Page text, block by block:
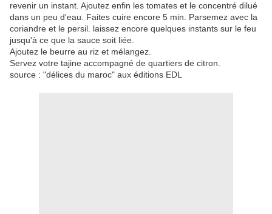
revenir un instant. Ajoutez enfin les tomates et le concentré dilué
dans un peu d'eau. Faites cuire encore 5 min. Parsemez avec la
coriandre et le persil. laissez encore quelques instants sur le feu
jusqu'à ce que la sauce soit liée.
Ajoutez le beurre au riz et mélangez.
Servez votre tajine accompagné de quartiers de citron.
source : "délices du maroc" aux éditions EDL